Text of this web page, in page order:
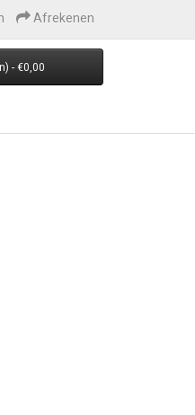
Afrekenen
- €0,00